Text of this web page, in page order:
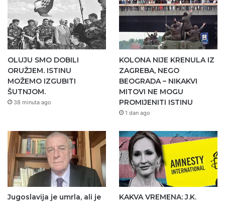
OLUJU SMO DOBILI
ORUŽJEM. ISTINU
MOŽEMO IZGUBITI
ŠUTNJOM.
38 minuta ago
KOLONA NIJE KRENULA IZ
ZAGREBA, NEGO
BEOGRADA – NIKAKVI
MITOVI NE MOGU
PROMIJENITI ISTINU
1 dan ago
Jugoslavija je umrla, ali je
KAKVA VREMENA: J.K.